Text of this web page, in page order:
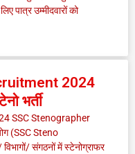
पात्र उम्मीदवारों को
2024
भर्ती
SSC Stenographer
(SSC Steno
संगठनों में स्टेनोग्राफर